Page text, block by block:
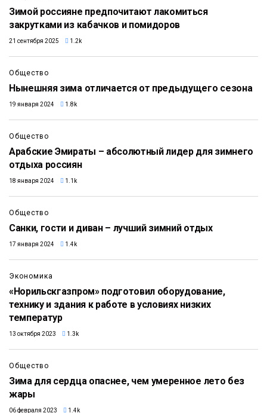
Зимой россияне предпочитают лакомиться
закрутками из кабачков и помидоров
21 сентября 2025 1.2k
Общество
Нынешняя зима отличается от предыдущего сезона
19 января 2024 1.8k
Общество
Арабские Эмираты – абсолютный лидер для зимнего
отдыха россиян
18 января 2024 1.1k
Общество
Санки, гости и диван – лучший зимний отдых
17 января 2024 1.4k
Экономика
«Норильскгазпром» подготовил оборудование,
технику и здания к работе в условиях низких
температур
13 октября 2023 1.3k
Общество
Зима для сердца опаснее, чем умеренное лето без
жары
06 февраля 2023 1.4k